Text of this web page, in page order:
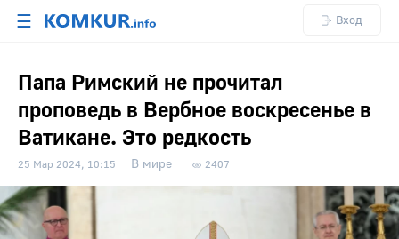
☰ Вход
Папа Римский не прочитал
проповедь в Вербное воскресенье в
Ватикане. Это редкость
25 Мар 2024, 10:15 В мире 2407